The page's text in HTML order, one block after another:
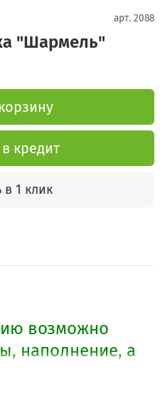
арт. 2088
"Шармель"
кредит
в 1 клик
возможно
наполнение, а
можно